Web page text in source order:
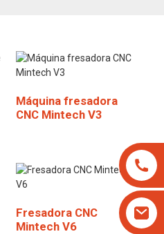
Máquina fresadora
CNC Mintech V3
Fresadora CNC
Mintech V6